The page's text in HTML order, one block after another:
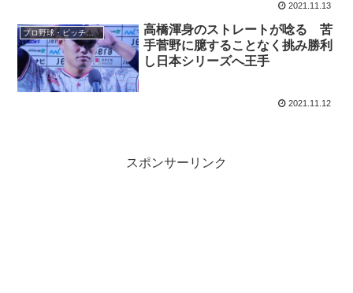
2021.11.13
プロ野球・ピッチャー
高橋渾身のストレートが唸る 苦
手菅野に臆することなく挑み勝利
し日本シリーズへ王手
2021.11.12
スポンサーリンク